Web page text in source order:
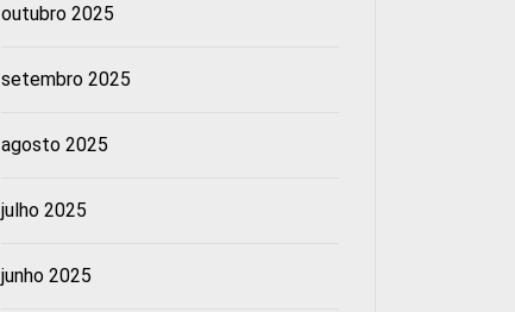
outubro 2025
setembro 2025
agosto 2025
julho 2025
junho 2025